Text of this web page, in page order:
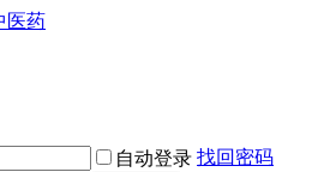
医药
自动登录 找回密码